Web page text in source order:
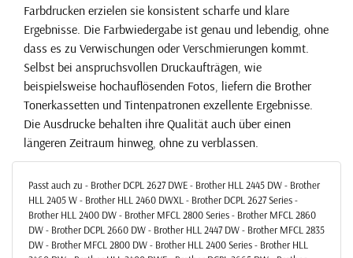
Farbdrucken erzielen sie konsistent scharfe und klare
Ergebnisse. Die Farbwiedergabe ist genau und lebendig, ohne
dass es zu Verwischungen oder Verschmierungen kommt.
Selbst bei anspruchsvollen Druckaufträgen, wie
beispielsweise hochauflösenden Fotos, liefern die Brother
Tonerkassetten und Tintenpatronen exzellente Ergebnisse.
Die Ausdrucke behalten ihre Qualität auch über einen
längeren Zeitraum hinweg, ohne zu verblassen.
Passt auch zu - Brother DCPL 2627 DWE - Brother HLL 2445 DW - Brother
HLL 2405 W - Brother HLL 2460 DWXL - Brother DCPL 2627 Series -
Brother HLL 2400 DW - Brother MFCL 2800 Series - Brother MFCL 2860
DW - Brother DCPL 2660 DW - Brother HLL 2447 DW - Brother MFCL 2835
DW - Brother MFCL 2800 DW - Brother HLL 2400 Series - Brother HLL